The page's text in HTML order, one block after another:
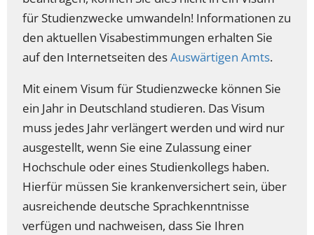
für Studienzwecke umwandeln! Informationen zu
den aktuellen Visabestimmungen erhalten Sie
auf den Internetseiten desAuswärtigen Amts.
Mit einem Visum für Studienzwecke können Sie
ein Jahr in Deutschland studieren. Das Visum
muss jedes Jahr verlängert werden und wird nur
ausgestellt, wenn Sie eine Zulassung einer
Hochschule oder eines Studienkollegs haben.
Hierfür müssen Sie krankenversichert sein, über
ausreichende deutsche Sprachkenntnisse
verfügen und nachweisen, dass Sie Ihren